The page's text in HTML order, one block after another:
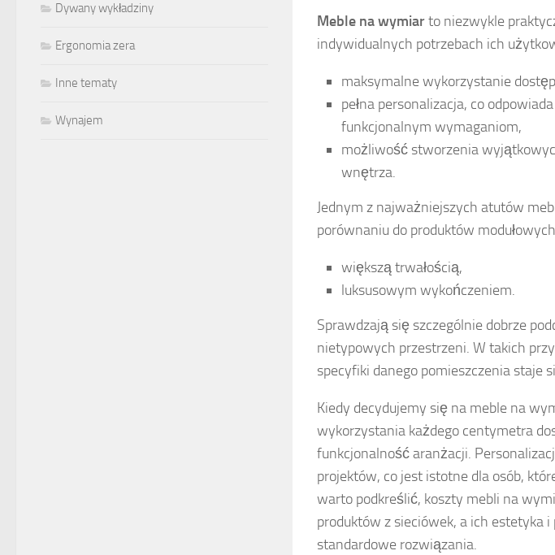
Meble na wymiarto niezwykle
indywidualnych potrzebach ich
maksymalne wykorzystanie
pełna personalizacja, co
funkcjonalnym wymaganiom,
możliwość stworzenia
wnętrza.
Jednym z najważniejszych atutów
porównaniu do produktów
większą trwałością,
luksusowym wykończeniem.
Sprawdzają się szczególnie dobrze
nietypowych przestrzeni. W takich
specyfiki danego pomieszczenia staje
Kiedy decydujemy się na meble na
wykorzystania każdego centymetra
funkcjonalność aranżacji.
projektów, co jest istotne dla osób,
warto podkreślić, koszty mebli na
produktów z sieciówek, a ich estetyka
standardowe rozwiązania.
Dywany wykładziny
Ergonomia zera
Inne tematy
Wynajem